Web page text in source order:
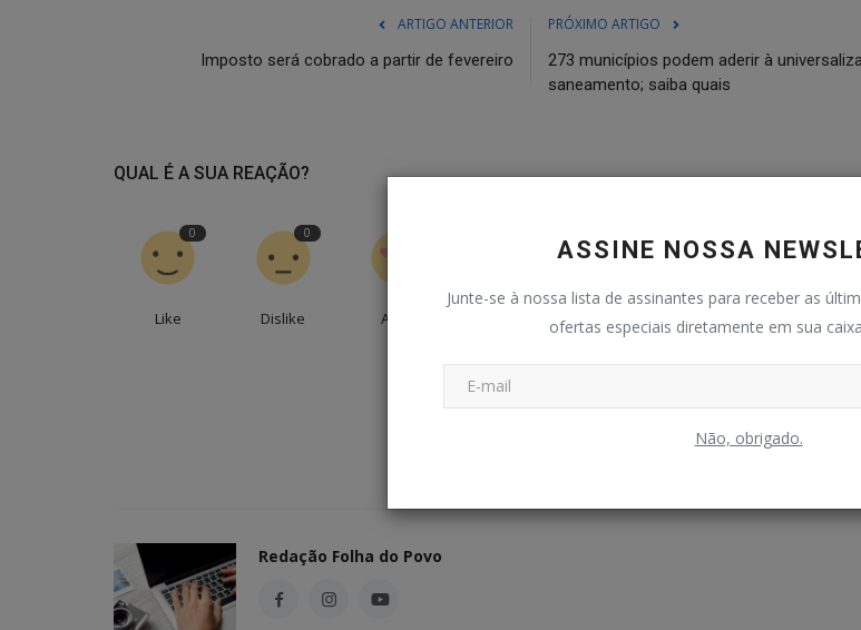
ASSINE NOSSA
Junte-se à nossa lista de assinantes para receber as
ofertas especiais diretamente em sua
Não, obrigado.
ARTIGO ANTERIOR
Imposto será cobrado a partir de fevereiro
PRÓXIMO ARTIGO
273 municípios podem aderir à
saneamento; saiba quais
QUAL É A SUA REAÇÃO?
0
Like
0
Dislike Amei Triste
Redação Folha do Povo